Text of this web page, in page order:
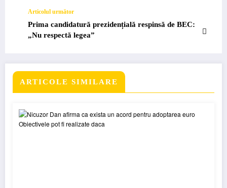
Articolul următor
Prima candidatură prezidențială respinsă de BEC:
„Nu respectă legea”
ARTICOLE SIMILARE